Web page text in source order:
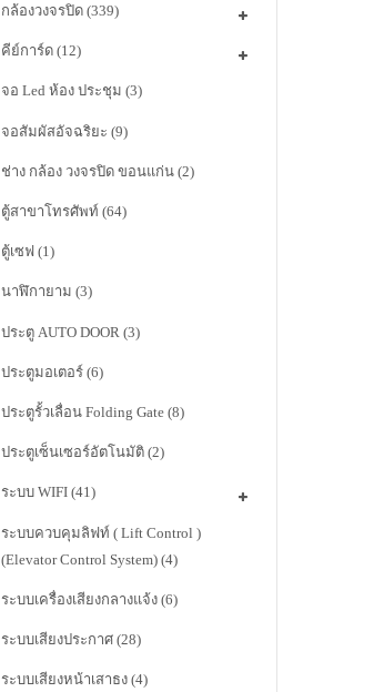
กล้องวงจรปิด (339)
คีย์การ์ด (12)
จอ Led ห้อง ประชุม (3)
จอสัมผัสอัจฉริยะ (9)
ช่าง กล้อง วงจรปิด ขอนแก่น (2)
ตู้สาขาโทรศัพท์ (64)
ตู้เซฟ (1)
นาฬิกายาม (3)
ประตู AUTO DOOR (3)
ประตูมอเตอร์ (6)
ประตูรั้วเลื่อน Folding Gate (8)
ประตูเซ็นเซอร์อัตโนมัติ (2)
ระบบ WIFI (41)
ระบบควบคุมลิฟท์ ( Lift Control )
(Elevator Control System) (4)
ระบบเครื่องเสียงกลางแจ้ง (6)
ระบบเสียงประกาศ (28)
ระบบเสียงหน้าเสาธง (4)